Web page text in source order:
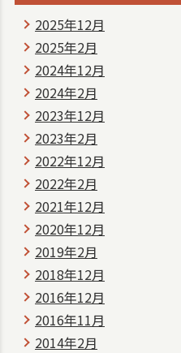
2025年12月
2025年2月
2024年12月
2024年2月
2023年12月
2023年2月
2022年12月
2022年2月
2021年12月
2020年12月
2019年2月
2018年12月
2016年12月
2016年11月
2014年2月